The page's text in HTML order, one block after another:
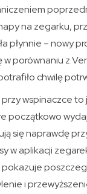
na zegarku,
płynnie – nowy
w porównaniu z
chwilę
przy wspinaczce
początkowo
się naprawdę
w aplikacji
pokazuje
i